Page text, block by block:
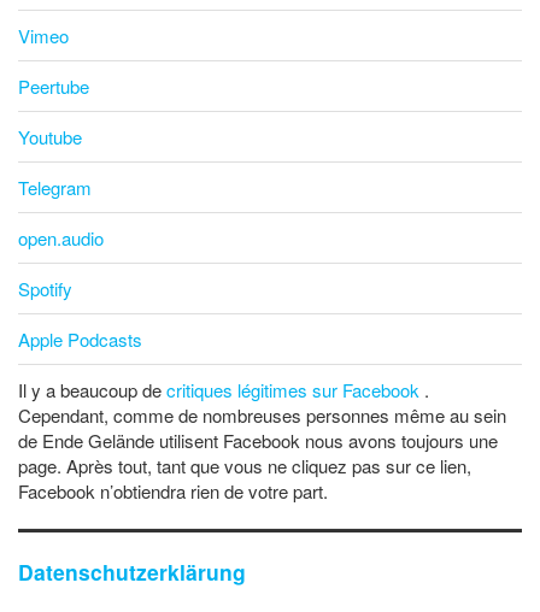
Vimeo
Peertube
Youtube
Telegram
open.audio
Spotify
Apple Podcasts
Il y a beaucoup decritiques légitimes sur Facebook .
Cependant, comme de nombreuses personnes même au sein
de Ende Gelände utilisent Facebook nous avons toujours une
page. Après tout, tant que vous ne cliquez pas sur ce lien,
Facebook n’obtiendra rien de votre part.
Datenschutzerklärung